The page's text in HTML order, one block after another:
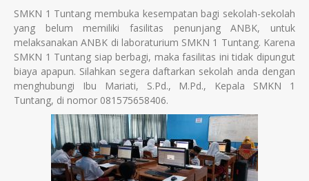
SMKN 1 Tuntang membuka kesempatan bagi sekolah-sekolah
yang belum memiliki fasilitas penunjang ANBK, untuk
melaksanakan ANBK di laboraturium SMKN 1 Tuntang. Karena
SMKN 1 Tuntang siap berbagi, maka fasilitas ini tidak dipungut
biaya apapun. Silahkan segera daftarkan sekolah anda dengan
menghubungi Ibu Mariati, S.Pd., M.Pd., Kepala SMKN 1
Tuntang, di nomor 081575658406.